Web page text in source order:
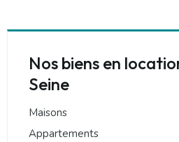
Nos biens en
Seine
Maisons
Appartements